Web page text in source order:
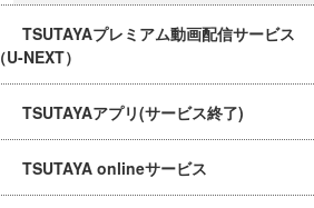
TSUTAYAプレミアム動画配信サービス
（U-NEXT）
TSUTAYAアプリ(サービス終了)
TSUTAYA onlineサービス